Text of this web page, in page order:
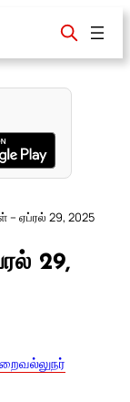
– ஏப்ரல் 29, 2025
29,